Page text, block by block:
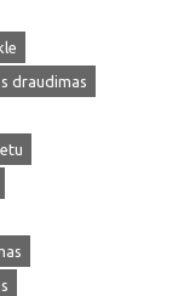
draudimas